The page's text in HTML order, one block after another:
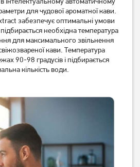
Кавоварка крапельна
Philips HD5120/00
4 589грн
3 669грн
для чудової ароматної кави.
забезпечує оптимальні умови
необхідна температура
для максимального звільнення
кави. Температура
90-98 градусів і підбирається
кількість води.